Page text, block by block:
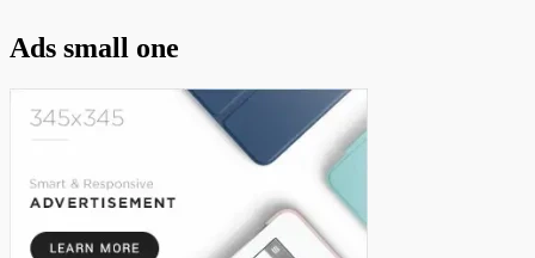
Ads small one